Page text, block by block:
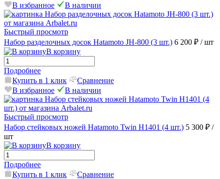
В избранное
В наличии
Быстрый просмотр
Набор разделочных досок Hatamoto JH-800 (3 шт.) 6 200 ₽ / шт
В корзину
Подробнее
Купить в 1 клик
Сравнение
В избранное
В наличии
Быстрый просмотр
Набор стейковых ножей Hatamoto Twin H1401 (4 шт.) 5 300 ₽ /
шт
В корзину
Подробнее
Купить в 1 клик
Сравнение